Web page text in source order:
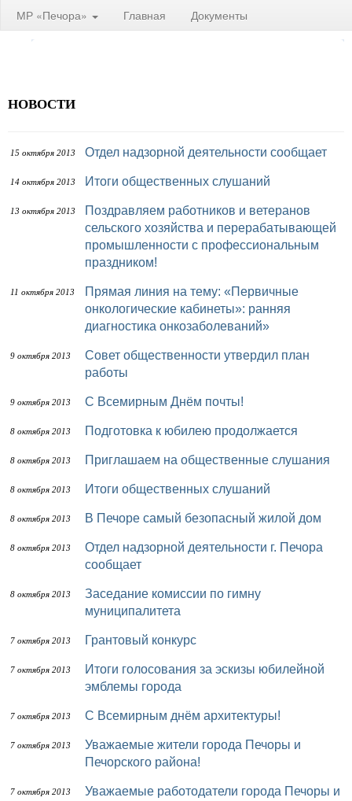
МР «Печора» Главная Документы
НОВОСТИ
15 октября 2013 Отдел надзорной деятельности сообщает
14 октября 2013 Итоги общественных слушаний
13 октября 2013
Поздравляем работников и ветеранов
сельского хозяйства и перерабатывающей
промышленности с профессиональным
праздником!
11 октября 2013
Прямая линия на тему: «Первичные
онкологические кабинеты»: ранняя
диагностика онкозаболеваний»
9 октября 2013
Совет общественности утвердил план
работы
9 октября 2013 С Всемирным Днём почты!
8 октября 2013 Подготовка к юбилею продолжается
8 октября 2013 Приглашаем на общественные слушания
8 октября 2013 Итоги общественных слушаний
8 октября 2013 В Печоре самый безопасный жилой дом
8 октября 2013
Отдел надзорной деятельности г. Печора
сообщает
8 октября 2013
Заседание комиссии по гимну
муниципалитета
7 октября 2013 Грантовый конкурс
7 октября 2013
Итоги голосования за эскизы юбилейной
эмблемы города
7 октября 2013 С Всемирным днём архитектуры!
7 октября 2013
Уважаемые жители города Печоры и
Печорского района!
7 октября 2013
Уважаемые работодатели города Печоры и